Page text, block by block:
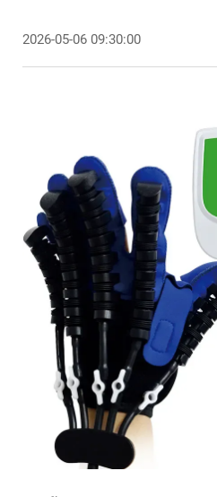
2026-05-06 09:30:00